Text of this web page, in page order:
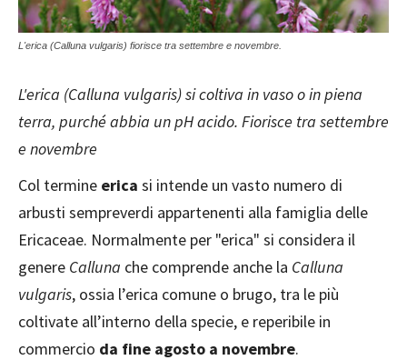
L'erica (Calluna vulgaris) fiorisce tra settembre e novembre.
L'erica (Calluna vulgaris) si coltiva in vaso o in piena
terra, purché abbia un pH acido. Fiorisce tra settembre
e novembre
Col termine erica si intende un vasto numero di
arbusti sempreverdi appartenenti alla famiglia delle
Ericaceae. Normalmente per "erica" si considera il
genere Calluna che comprende anche la Calluna
vulgaris, ossia l’erica comune o brugo, tra le più
coltivate all’interno della specie, e reperibile in
commercio da fine agosto a novembre.